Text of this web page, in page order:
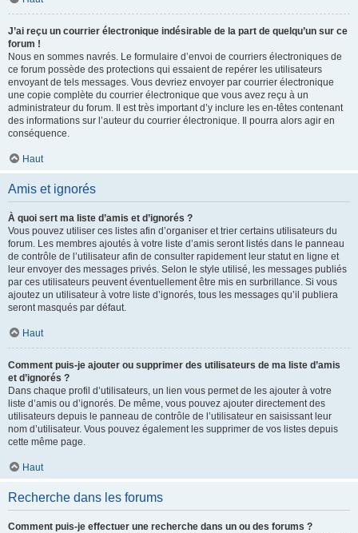
J’ai reçu un courrier électronique indésirable de la part de quelqu’un sur ce
forum !
Nous en sommes navrés. Le formulaire d’envoi de courriers électroniques de
ce forum possède des protections qui essaient de repérer les utilisateurs
envoyant de tels messages. Vous devriez envoyer par courrier électronique
une copie complète du courrier électronique que vous avez reçu à un
administrateur du forum. Il est très important d’y inclure les en-têtes contenant
des informations sur l’auteur du courrier électronique. Il pourra alors agir en
conséquence.
Haut
Amis et ignorés
À quoi sert ma liste d’amis et d’ignorés ?
Vous pouvez utiliser ces listes afin d’organiser et trier certains utilisateurs du
forum. Les membres ajoutés à votre liste d’amis seront listés dans le panneau
de contrôle de l’utilisateur afin de consulter rapidement leur statut en ligne et
leur envoyer des messages privés. Selon le style utilisé, les messages publiés
par ces utilisateurs peuvent éventuellement être mis en surbrillance. Si vous
ajoutez un utilisateur à votre liste d’ignorés, tous les messages qu’il publiera
seront masqués par défaut.
Haut
Comment puis-je ajouter ou supprimer des utilisateurs de ma liste d’amis
et d’ignorés ?
Dans chaque profil d’utilisateurs, un lien vous permet de les ajouter à votre
liste d’amis ou d’ignorés. De même, vous pouvez ajouter directement des
utilisateurs depuis le panneau de contrôle de l’utilisateur en saisissant leur
nom d’utilisateur. Vous pouvez également les supprimer de vos listes depuis
cette même page.
Haut
Recherche dans les forums
Comment puis-je effectuer une recherche dans un ou des forums ?